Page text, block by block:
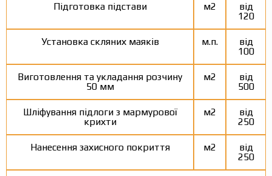
Підготовка підстави
м2
від
120
Установка скляних маяків м.п.
від
100
Виготовлення та укладання розчину
50 мм
м2
від
500
Шліфування підлоги з мармурової
крихти
м2
від
250
Нанесення захисного покриття м2
від
250